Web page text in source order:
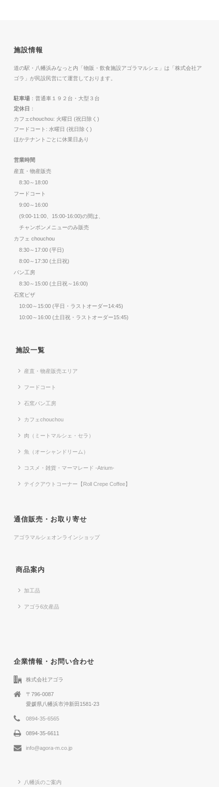
施設情報
道の駅・八幡浜みなっと内「物販・飲食施設アゴラマルシェ」は「株式会社ア
ゴラ」が民設民営にて運営しております。
駐車場 ：普通車１９２台・大型３台
定休日 ：
カフェchouchou: 火曜日 (祝日除く)
フードコート: 水曜日 (祝日除く)
ほかテナントごとに休業日あり
営業時間
産直・物産販売
8:30～18:00
フードコート
9:00～16:00
(9:00-11:00、15:00-16:00)の間は、
チャンポンメニューのみ販売
カフェ chouchou
8:30～17:00 (平日)
8:00～17:30 (土日祝)
パン工房
8:30～15:00 (土日祝～16:00)
石窯ピザ
10:00～15:00 (平日・ラストオーダー14:45)
10:00～16:00 (土日祝・ラストオーダー15:45)
施設一覧
産直・物産販売エリア
フードコート
石窯パン工房
カフェchouchou
肉（ミートマルシェ・セラ）
魚（オーシャンドリーム）
コスメ・雑貨・マーマレード -Atrium-
テイクアウトコーナー【Roll Crepe Coffee】
通信販売・お取り寄せ
アゴラマルシェオンラインショップ
商品案内
加工品
アゴラ6次産品
企業情報・お問い合わせ
株式会社アゴラ
〒796-0087
愛媛県八幡浜市沖新田1581-23
0894-35-6565
0894-35-6611
info@agora-m.co.jp
八幡浜のご案内